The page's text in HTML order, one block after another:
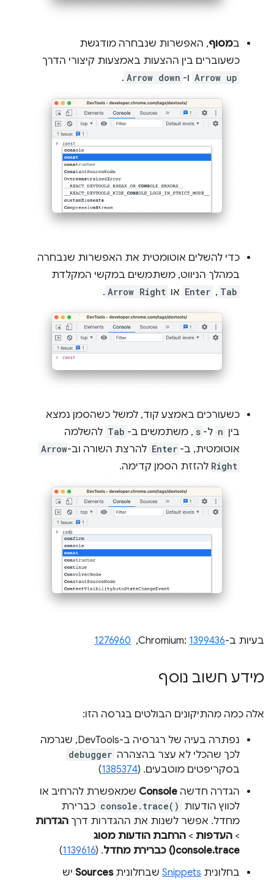
במסוף, האפשרות שנבחרה מודגשת
כשעוברים בין ההצעות באמצעות קיצורי הדרך
Arrow up ו- Arrow down
.
כדי להשלים אוטומטית את האפשרות שנבחרה
במהלך הניווט, משתמשים במקשי המקלדת
Tab
,
Enter או Arrow Right
.
כשעורכים באמצע קוד, למשל כשהסמן נמצא
בין n ל- s , משתמשים ב- Tab להשלמה
אוטומטית, ב- Enter להרצת השורה וב-Arrow
Right להזזת הסמן קדימה.
בעיות ב-Chromium:1399436
, ‏
1276960
מידע חשוב נוסף
אלה כמה מהתיקונים הבולטים בגרסה הזו:
נפתרה בעיה של רגרסיה ב-DevTools, שגרמה
לכך שהכלי לא עצר בהצהרה debugger
בסקריפטים מוטבעים. (1385374
)
הגדרה חדשה Console שמאפשרת להרחיב או
לכווץ הודעות console.trace() כברירת
מחדל. אפשר לשנות את ההגדרות דרך הגדרות
> העדפות > הרחבת הודעות מסוג
console.trace() כברירת מחדל
. (
1139616
)
בחלונית Snippets שבחלוניתSources יש